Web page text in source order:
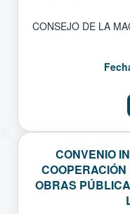
CONSEJO DE LA
CONVENIO
OBRAS